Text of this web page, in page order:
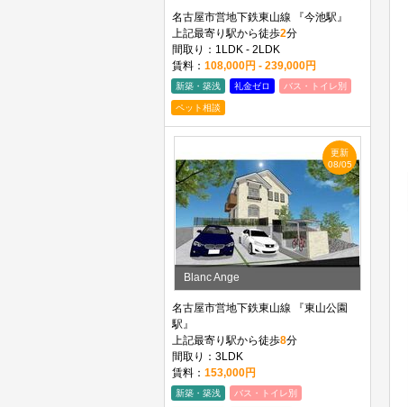
名古屋市営地下鉄東山線 『今池駅』
上記最寄り駅から徒歩2分
間取り：1LDK - 2LDK
賃料： 108,000円 - 239,000円
新築・築浅 礼金ゼロ バス・トイレ別
ペット相談
更新
08/05
Blanc Ange
名古屋市営地下鉄東山線 『東山公園
駅』
上記最寄り駅から徒歩8分
間取り：3LDK
賃料： 153,000円
新築・築浅 バス・トイレ別